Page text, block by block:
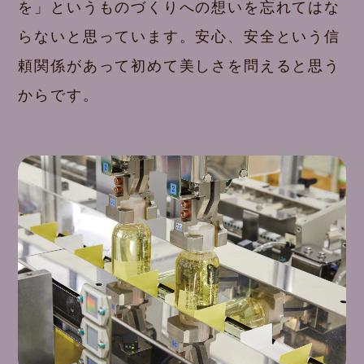
を」というものづくりへの想いを忘れてはな
らないと思っています。安心、安全という信
頼関係があって初めて美しさを問えると思う
からです。